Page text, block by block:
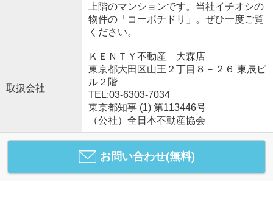
上階のマンションです。当社イチオシの
物件の「コーポチドリ」。ぜひ一度ご覧
ください。
取扱会社
ＫＥＮＴＹ不動産 大森店
東京都大田区山王２丁目８－２６ 東辰ビ
ル２階
TEL:03-6303-7034
東京都知事 (1) 第113446号
（公社）全日本不動産協会
お問い合わせ(無料)